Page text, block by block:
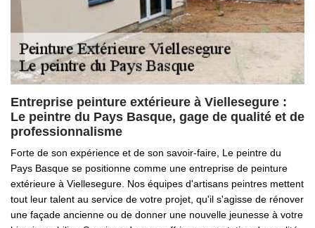
Entreprise peinture extérieure à Viellesegure :
Le peintre du Pays Basque, gage de qualité et de
professionnalisme
Forte de son expérience et de son savoir-faire, Le peintre du
Pays Basque se positionne comme une entreprise de peinture
extérieure à Viellesegure. Nos équipes d'artisans peintres mettent
tout leur talent au service de votre projet, qu'il s'agisse de rénover
une façade ancienne ou de donner une nouvelle jeunesse à votre